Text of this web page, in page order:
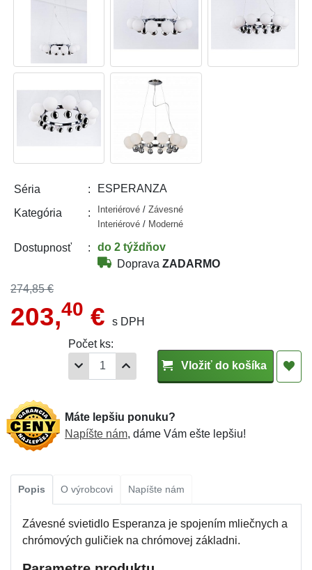
Séria ESPERANZA
Kategória Interiérové / Závesné
Interiérové / Moderné
Dostupnosť
do 2 týždňov
Doprava ZADARMO
274,85 €
203,40 €
s DPH
Počet ks:
Vložiť do košíka
Máte lepšiu ponuku?
Napíšte nám, dáme Vám ešte lepšiu!
Popis O výrobcovi Napíšte nám
Závesné svietidlo Esperanza je spojením mliečnych a
chrómových guličiek na chrómovej základni.